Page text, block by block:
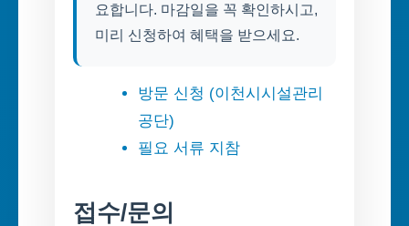
요합니다. 마감일을 꼭 확인하시고,
미리 신청하여 혜택을 받으세요.
방문 신청 (이천시시설관리
공단)
필요 서류 지참
접수/문의